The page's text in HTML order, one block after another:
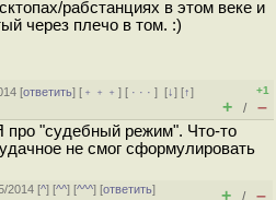
рабстанциях в этом веке и
через плечо в том. :)
[ответить] [ ﹢﹢﹢] [ · · ·][↓] [↑]
+1
+ / –
про "судебный режим". Что-то
не смог сформулировать
2014 [^] [^^] [^^^] [ответить]
+ / –